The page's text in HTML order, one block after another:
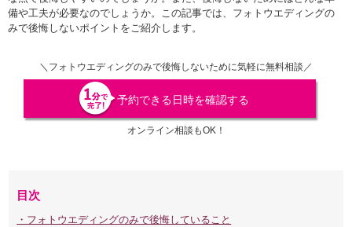
備や工夫が必要なのでしょうか。この記事では、フォトウエディングの
みで後悔しないポイントをご紹介します。
＼フォトウエディングのみで後悔しないために気軽に無料相談／
予約できる日時を確認する
オンライン相談もOK！
目次
・フォトウエディングのみで後悔していること